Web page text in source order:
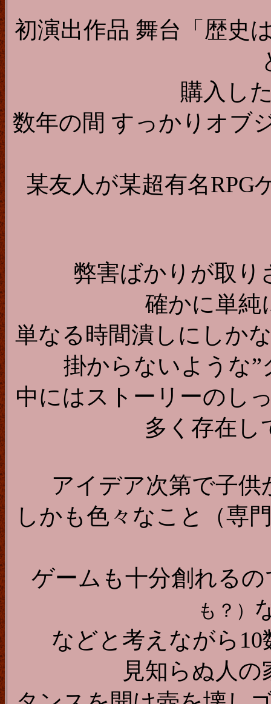
初演出作品 舞台「歴史
購入し
数年の間 すっかりオブ
某友人が某超有名
弊害ばかりが取り
確かに単純
単なる時間潰しにしか
掛からないような
中にはストーリーのし
多く存在し
アイデア次第で子
しかも色々なこと（専
ゲームも十分創れるの
も？）
などと考えながら
見知らぬ人